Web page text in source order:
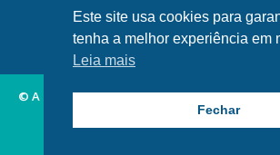
© A Hora Alagoas.
Alagoas Municípios Nordeste Política
Este site usa cookies para
tenha a melhor experiência em
Leia mais
Fechar